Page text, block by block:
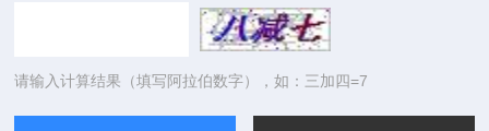
请输入计算结果（填写阿拉伯数字），如：三加四=7